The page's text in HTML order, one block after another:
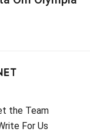
the Team
For Us